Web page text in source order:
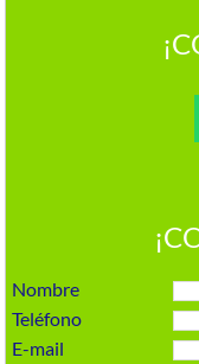
Nombre
Teléfono
E-mail